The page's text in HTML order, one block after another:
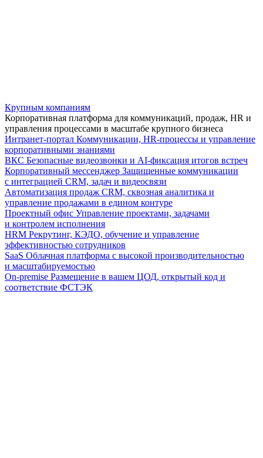
Крупным компаниям
Корпоративная платформа для коммуникаций, продаж, HR и
управления процессами в масштабе крупного бизнеса
Интранет-портал Коммуникации, HR-процессы и управление
корпоративными знаниями
ВКС Безопасные видеозвонки и AI-фиксация итогов встреч
Корпоративный мессенджер Защищенные коммуникации
с интеграцией CRM, задач и видеосвязи
Автоматизация продаж CRM, сквозная аналитика и
управление продажами в едином контуре
Проектный офис Управление проектами, задачами
и контролем исполнения
HRM Рекрутинг, КЭДО, обучение и управление
эффективностью сотрудников
SaaS Облачная платформа с высокой производительностью
и масштабируемостью
On-premise Размещение в вашем ЦОД, открытый код и
соответствие ФСТЭК